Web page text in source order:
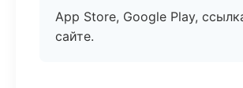
App Store, Google Play,
сайте.